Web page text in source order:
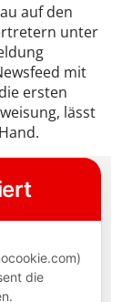
auf den
unter
mit
ersten
lässt